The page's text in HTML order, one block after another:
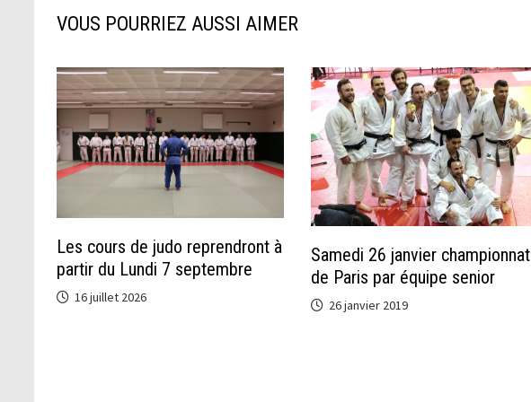
VOUS POURRIEZ AUSSI AIMER
Les cours de judo reprendront à
partir du Lundi 7 septembre
16 juillet 2026
Samedi 26 janvier championnat
de Paris par équipe senior
26 janvier 2019